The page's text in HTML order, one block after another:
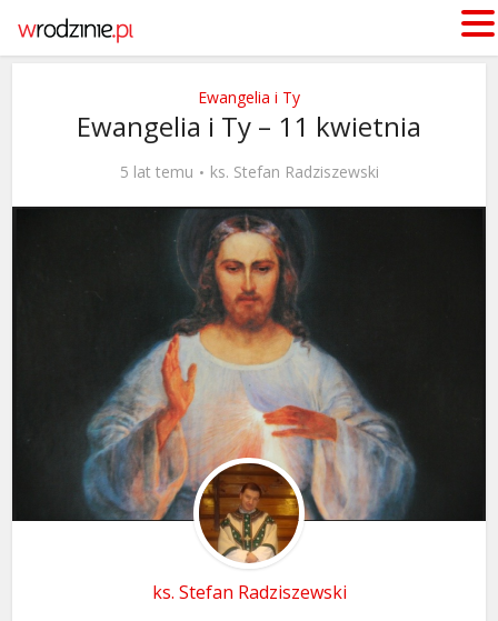
Ewangelia i Ty
Ewangelia i Ty – 11 kwietnia
5 lat temu ks. Stefan Radziszewski
ks. Stefan Radziszewski